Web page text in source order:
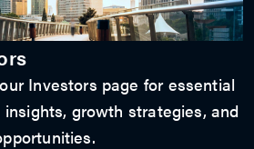
Investors page for essential
insights, growth strategies, and